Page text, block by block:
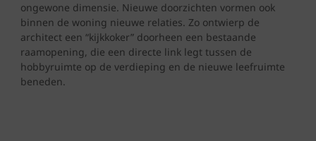
ongewone dimensie. Nieuwe doorzichten vormen ook
binnen de woning nieuwe relaties. Zo ontwierp de
architect een “kijkkoker” doorheen een bestaande
raamopening, die een directe link legt tussen de
hobbyruimte op de verdieping en de nieuwe leefruimte
beneden.